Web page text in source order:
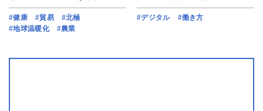
#健康 #貿易
#北極
#地球温暖化
#農業
#デジタル #働き方